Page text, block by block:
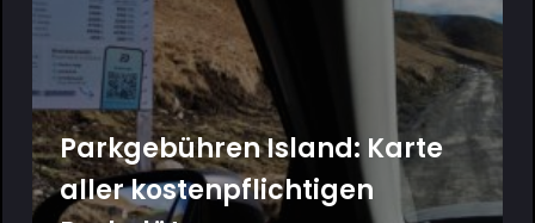
Parkgebühren Island: Karte
aller kostenpflichtigen